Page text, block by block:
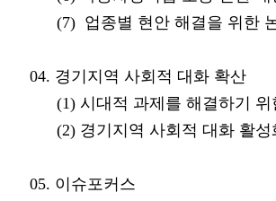
(7) 업종별 현안 해결을 위한
04. 경기지역 사회적 대화 확산
(1) 시대적 과제를 해결하기 위
(2) 경기지역 사회적 대화 활성
05. 이슈포커스